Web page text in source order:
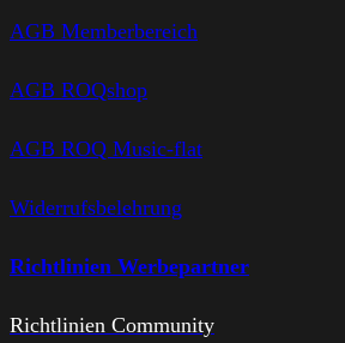
AGB Memberbereich
AGB ROQshop
AGB ROQ Music-flat
Widerrufsbelehrung
Richtlinien Werbepartner
Richtlinien Community